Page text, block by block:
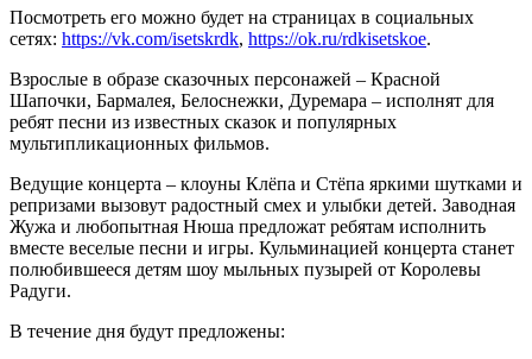
Посмотреть его можно будет на страницах в социальных
сетях: https://vk.com/isetskrdk, https://ok.ru/rdkisetskoе.
Взрослые в образе сказочных персонажей – Красной
Шапочки, Бармалея, Белоснежки, Дуремара – исполнят для
ребят песни из известных сказок и популярных
мультипликационных фильмов.
Ведущие концерта – клоуны Клёпа и Стёпа яркими шутками и
репризами вызовут радостный смех и улыбки детей. Заводная
Жужа и любопытная Нюша предложат ребятам исполнить
вместе веселые песни и игры. Кульминацией концерта станет
полюбившееся детям шоу мыльных пузырей от Королевы
Радуги.
В течение дня будут предложены: